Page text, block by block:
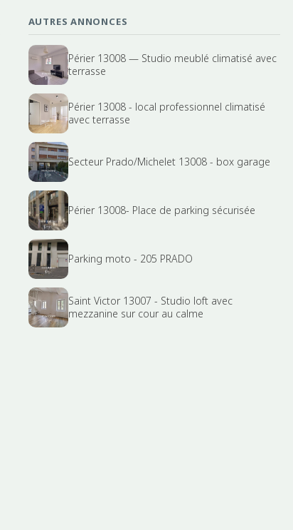
AUTRES ANNONCES
Périer 13008 — Studio meublé climatisé avec
terrasse
Périer 13008 - local professionnel climatisé
avec terrasse
Secteur Prado/Michelet 13008 - box garage
Périer 13008- Place de parking sécurisée
Parking moto - 205 PRADO
Saint Victor 13007 - Studio loft avec
mezzanine sur cour au calme